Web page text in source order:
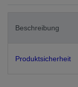
Beschreibung
Produktsicherheit